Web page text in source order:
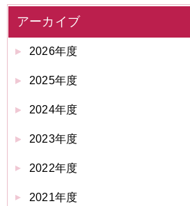
アーカイブ
2026年度
2025年度
2024年度
2023年度
2022年度
2021年度